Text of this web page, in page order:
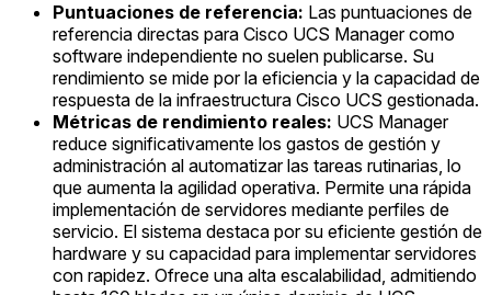
Puntuaciones de referencia: Las puntuaciones de
referencia directas para Cisco UCS Manager como
software independiente no suelen publicarse. Su
rendimiento se mide por la eficiencia y la capacidad de
respuesta de la infraestructura Cisco UCS gestionada.
Métricas de rendimiento reales: UCS Manager
reduce significativamente los gastos de gestión y
administración al automatizar las tareas rutinarias, lo
que aumenta la agilidad operativa. Permite una rápida
implementación de servidores mediante perfiles de
servicio. El sistema destaca por su eficiente gestión de
hardware y su capacidad para implementar servidores
con rapidez. Ofrece una alta escalabilidad, admitiendo